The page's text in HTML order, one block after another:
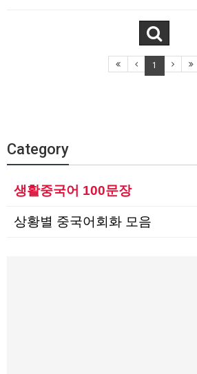
1
Category
생활중국어 100문장
상황별 중국어회화 모음